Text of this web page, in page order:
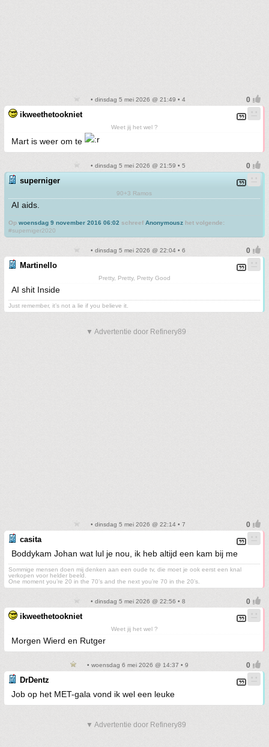
• dinsdag 5 mei 2026 @ 21:49 • 4
ikweethetookniet
Weet jij het wel ?
Mart is weer om te
• dinsdag 5 mei 2026 @ 21:59 • 5
superniger
90+3 Ramos
AI aids.
Op woensdag 9 november 2016 06:02 schreef Anonymousz het volgende:
#superniger2020
• dinsdag 5 mei 2026 @ 22:04 • 6
Martinello
Pretty, Pretty, Pretty Good
AI shit Inside
Just remember, it’s not a lie if you believe it.
▼ Advertentie door Refinery89
• dinsdag 5 mei 2026 @ 22:14 • 7
casita
Boddykam Johan wat lul je nou, ik heb altijd een kam bij me
Sommige mensen doen mij denken aan een oude tv, die moet je ook eerst een knal
verkopen voor helder beeld.
One moment you’re 20 in the 70’s and the next you’re 70 in the 20’s.
• dinsdag 5 mei 2026 @ 22:56 • 8
ikweethetookniet
Weet jij het wel ?
Morgen Wierd en Rutger
• woensdag 6 mei 2026 @ 14:37 • 9
DrDentz
Job op het MET-gala vond ik wel een leuke
▼ Advertentie door Refinery89